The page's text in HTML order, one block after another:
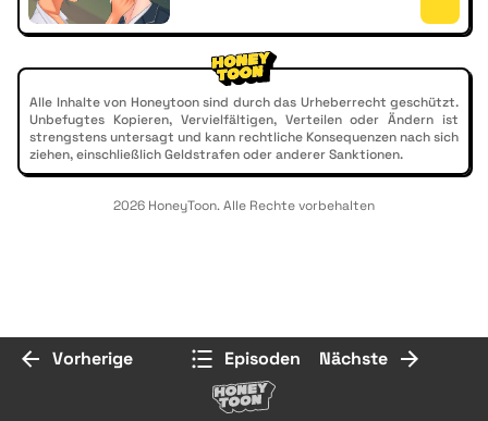
Alle Inhalte von Honeytoon sind durch das Urheberrecht geschützt.
Unbefugtes Kopieren, Vervielfältigen, Verteilen oder Ändern ist
strengstens untersagt und kann rechtliche Konsequenzen nach sich
ziehen, einschließlich Geldstrafen oder anderer Sanktionen.
2026 HoneyToon. Alle Rechte vorbehalten
Vorherige Episoden Nächste